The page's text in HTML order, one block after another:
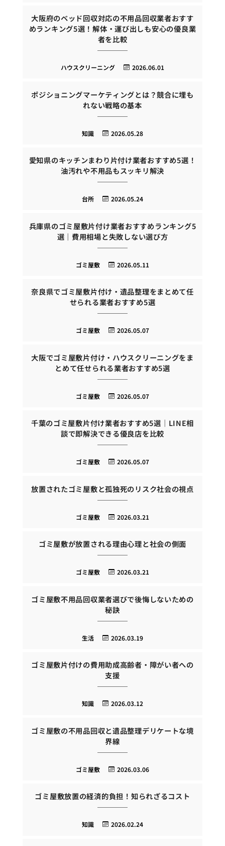
大阪府のベッド回収対応の不用品回収業者おすす
めランキング5選！解体・運び出しも安心の優良業
者を比較
2026.06.01
ハウスクリーニング
ポジショニングマーケティングとは？競合に埋も
れない戦略の基本
2026.05.28
知識
愛知県のキッチンまわり片付け業者おすすめ5選！
油汚れや不用品もスッキリ解決
2026.05.24
台所
兵庫県のゴミ屋敷片付け業者おすすめランキング5
選｜費用相場と失敗しない選び方
2026.05.11
ゴミ屋敷
奈良県でゴミ屋敷片付け・遺品整理をまとめて任
せられる業者おすすめ5選
2026.05.07
ゴミ屋敷
大阪でゴミ屋敷片付け・ハウスクリーニングをま
とめて任せられる業者おすすめ5選
2026.05.07
ゴミ屋敷
千葉のゴミ屋敷片付け業者おすすめ5選｜LINE相
談で即解決できる優良店を比較
2026.05.07
ゴミ屋敷
放置されたゴミ屋敷と孤独死のリスク社会の視点
2026.03.21
ゴミ屋敷
ゴミ屋敷が放置される理由心理と社会の側面
2026.03.21
ゴミ屋敷
ゴミ屋敷不用品回収業者選びで後悔しないための
秘訣
2026.03.19
生活
ゴミ屋敷片付けの費用助成高齢者・障がい者への
支援
2026.03.12
知識
ゴミ屋敷の不用品回収と遺品整理デリケートな境
界線
2026.03.06
ゴミ屋敷
ゴミ屋敷放置の経済的負担！知られざるコスト
2026.02.24
知識